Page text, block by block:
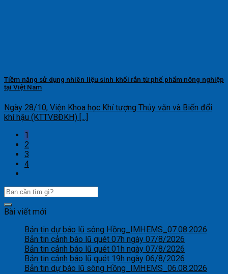
Tiềm năng sử dụng nhiên liệu sinh khối rắn từ phế phẩm nông nghiệp
tại Việt Nam
Ngày 28/10, Viện Khoa học Khí tượng Thủy văn và Biến đổi
khí hậu (KTTVBĐKH) [...]
1
2
3
4
Bài viết mới
Bản tin dự báo lũ sông Hồng_IMHEMS_07.08.2026
Bản tin cảnh báo lũ quét 07h ngày 07/8/2026
Bản tin cảnh báo lũ quét 01h ngày 07/8/2026
Bản tin cảnh báo lũ quét 19h ngày 06/8/2026
Bản tin dự báo lũ sông Hồng_IMHEMS_06.08.2026